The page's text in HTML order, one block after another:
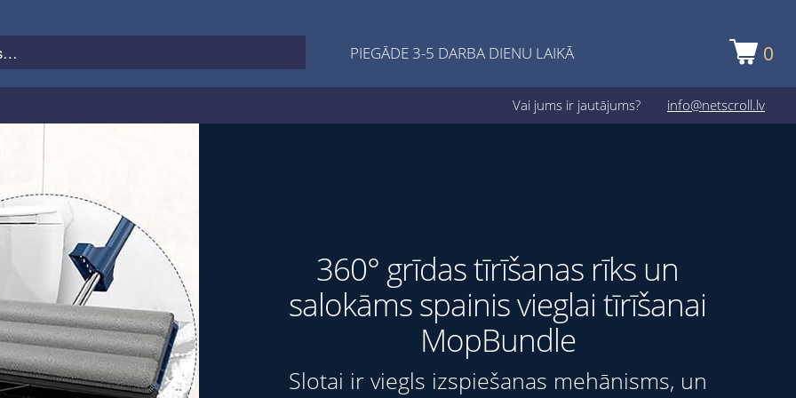
PIEGĀDE 3-5 DARBA DIENU LAIKĀ 0
Vai jums ir jautājums? info@netscroll.lv
360° grīdas tīrīšanas rīks un
salokāms spainis vieglai tīrīšanai
MopBundle
Slotai ir viegls izspiešanas mehānisms, un